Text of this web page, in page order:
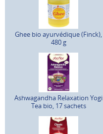
Ghee bio ayurvédique (Finck),
480 g
Ashwagandha Relaxation Yogi
Tea bio, 17 sachets